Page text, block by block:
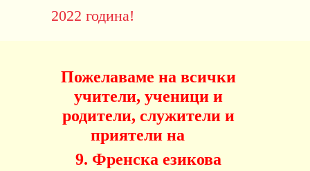
2022 година!
Пожелаваме на всички
учители, ученици и
родители, служители и
приятели на
9. Френска езикова